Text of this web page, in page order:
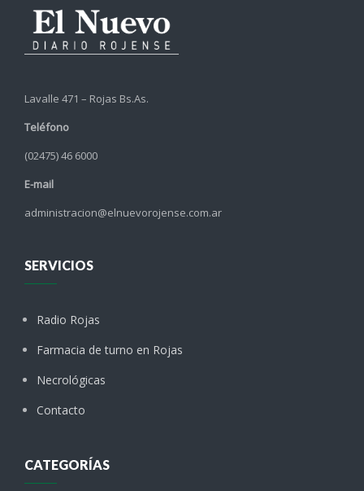
Lavalle 471 – Rojas Bs.As.
Teléfono
(02475) 46 6000
E-mail
administracion@elnuevorojense.com.ar
SERVICIOS
Radio Rojas
Farmacia de turno en Rojas
Necrológicas
Contacto
CATEGORÍAS